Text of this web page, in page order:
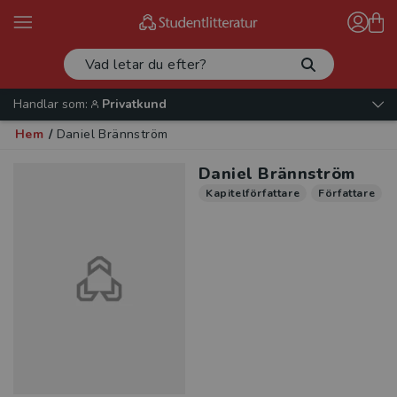
Handlar som:
Privatkund
Hem / Daniel Brännström
Daniel Brännström
Kapitelförfattare Författare